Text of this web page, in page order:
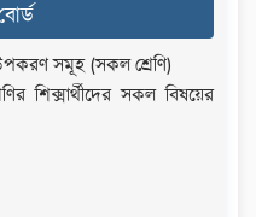
সমূহ (সকল শ্রেণি)
শিক্সার্থীদের সকল বিষয়ের